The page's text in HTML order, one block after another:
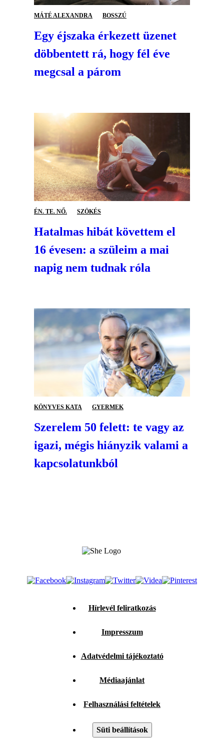
MÁTÉ ALEXANDRA BOSSZÚ
Egy éjszaka érkezett üzenet
döbbentett rá, hogy fél éve
megcsal a párom
ÉN. TE. NŐ. SZÖKÉS
Hatalmas hibát követtem el
16 évesen: a szüleim a mai
napig nem tudnak róla
KÖNYVES KATA GYERMEK
Szerelem 50 felett: te vagy az
igazi, mégis hiányzik valami a
kapcsolatunkból
Hírlevél feliratkozás
Impresszum
Adatvédelmi tájékoztató
Médiaajánlat
Felhasználási feltételek
Süti beállítások